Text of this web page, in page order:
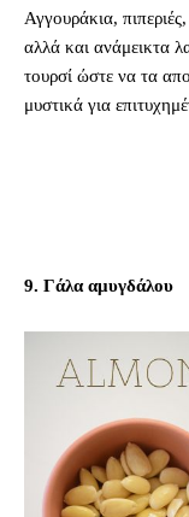
Αγγουράκια,
αλλά και ανάμεικτα
τουρσί ώστε να τα
μυστικά για
9. Γάλα αμυγδάλου